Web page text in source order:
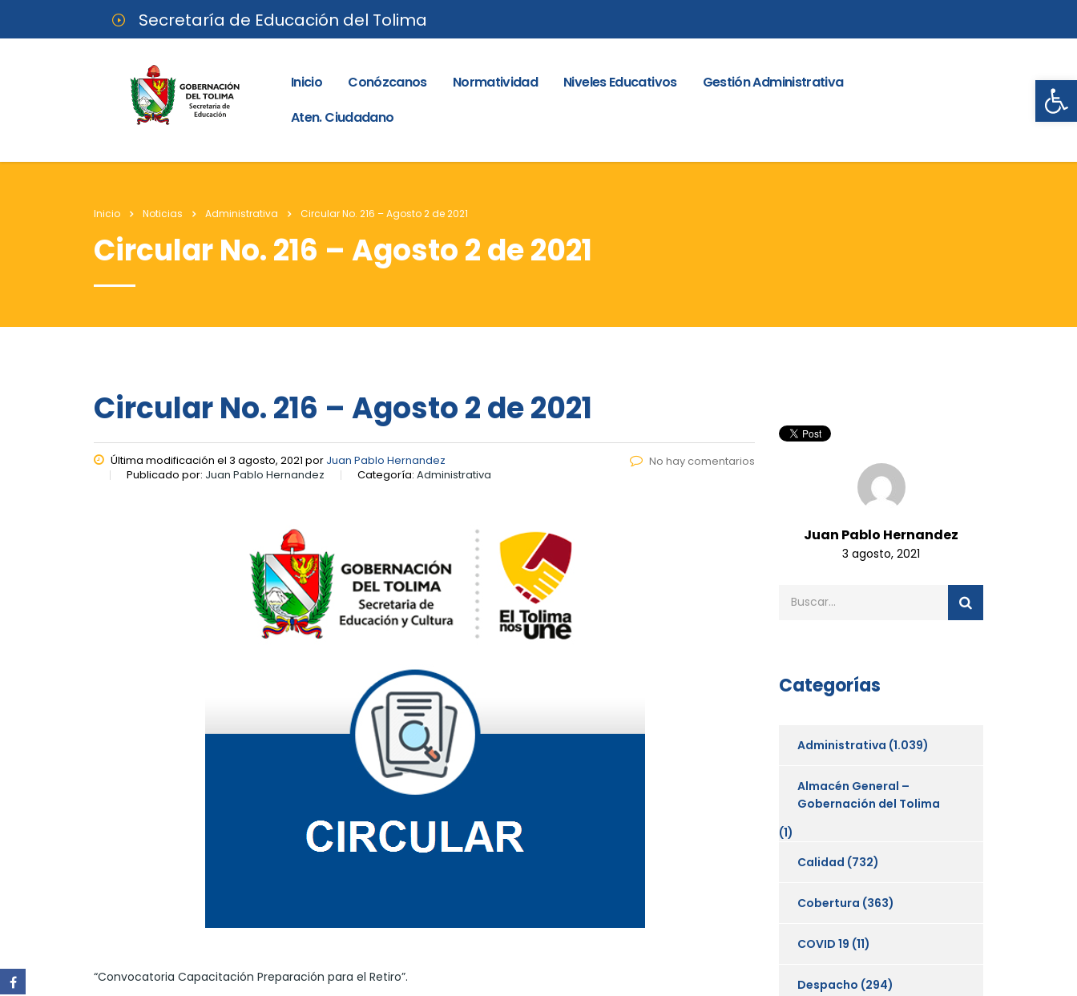
Secretaría de Educación del Tolima
Inicio Conózcanos Normatividad Niveles Educativos
Gestión Administrativa
Aten. Ciudadano
Inicio Noticias Administrativa Circular No. 216 – Agosto 2 de 2021
Circular No. 216 – Agosto 2 de 2021
Circular No. 216 – Agosto 2 de 2021
Última modificación el 3 agosto, 2021 por Juan Pablo Hernandez
Publicado por: Juan Pablo Hernandez Categoría: Administrativa
No hay comentarios
“Convocatoria Capacitación Preparación para el Retiro”.
Juan Pablo Hernandez
3 agosto, 2021
Categorías
Administrativa (1.039)
Almacén General –
Gobernación del Tolima
(1)
Calidad (732)
Cobertura (363)
COVID 19 (11)
Despacho (294)